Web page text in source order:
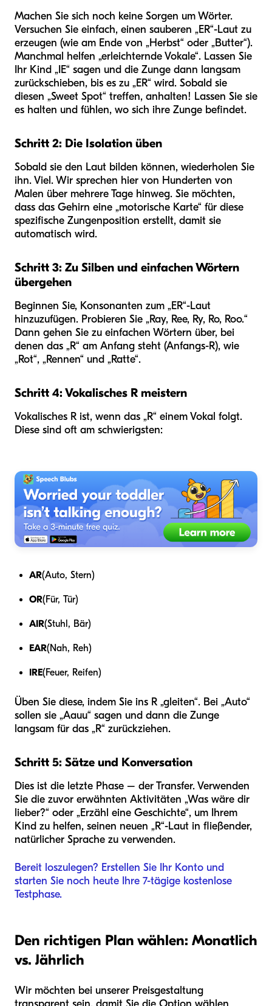
Machen Sie sich noch keine Sorgen um Wörter.
Versuchen Sie einfach, einen sauberen „ER“-Laut zu
erzeugen (wie am Ende von „Herbst“ oder „Butter“).
Manchmal helfen „erleichternde Vokale“. Lassen Sie
Ihr Kind „IE“ sagen und die Zunge dann langsam
zurückschieben, bis es zu „ER“ wird. Sobald sie
diesen „Sweet Spot“ treffen, anhalten! Lassen Sie sie
es halten und fühlen, wo sich ihre Zunge befindet.
Schritt 2: Die Isolation üben
Sobald sie den Laut bilden können, wiederholen Sie
ihn. Viel. Wir sprechen hier von Hunderten von
Malen über mehrere Tage hinweg. Sie möchten,
dass das Gehirn eine „motorische Karte“ für diese
spezifische Zungenposition erstellt, damit sie
automatisch wird.
Schritt 3: Zu Silben und einfachen Wörtern
übergehen
Beginnen Sie, Konsonanten zum „ER“-Laut
hinzuzufügen. Probieren Sie „Ray, Ree, Ry, Ro, Roo.“
Dann gehen Sie zu einfachen Wörtern über, bei
denen das „R“ am Anfang steht (Anfangs-R), wie
„Rot“, „Rennen“ und „Ratte“.
Schritt 4: Vokalisches R meistern
Vokalisches R ist, wenn das „R“ einem Vokal folgt.
Diese sind oft am schwierigsten:
AR(Auto, Stern)
OR(Für, Tür)
AIR(Stuhl, Bär)
EAR(Nah, Reh)
IRE(Feuer, Reifen)
Üben Sie diese, indem Sie ins R „gleiten“. Bei „Auto“
sollen sie „Aauu“ sagen und dann die Zunge
langsam für das „R“ zurückziehen.
Schritt 5: Sätze und Konversation
Dies ist die letzte Phase – der Transfer. Verwenden
Sie die zuvor erwähnten Aktivitäten „Was wäre dir
lieber?“ oder „Erzähl eine Geschichte“, um Ihrem
Kind zu helfen, seinen neuen „R“-Laut in fließender,
natürlicher Sprache zu verwenden.
Bereit loszulegen? Erstellen Sie Ihr Konto und
starten Sie noch heute Ihre 7-tägige kostenlose
Testphase.
Den richtigen Plan wählen: Monatlich
vs. Jährlich
Wir möchten bei unserer Preisgestaltung